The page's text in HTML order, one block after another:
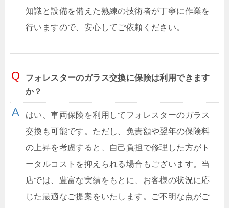
知識と設備を備えた熟練の技術者が丁寧に作業を
行いますので、安心してご依頼ください。
フォレスターのガラス交換に保険は利用できます
か？
はい、車両保険を利用してフォレスターのガラス
交換も可能です。ただし、免責額や翌年の保険料
の上昇を考慮すると、自己負担で修理した方がト
ータルコストを抑えられる場合もございます。当
店では、豊富な実績をもとに、お客様の状況に応
じた最適なご提案をいたします。ご不明な点がご